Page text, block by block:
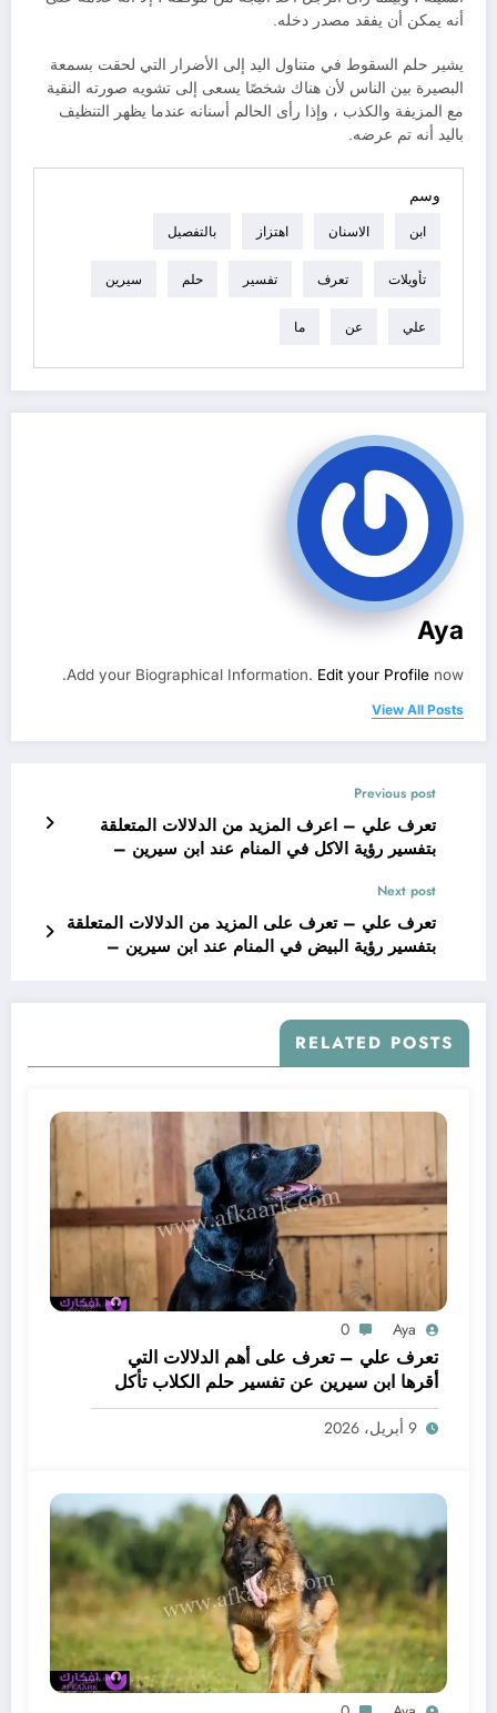
أنه يمكن أن يفقد مصدر دخله.
يشير حلم السقوط في متناول اليد إلى الأضرار التي لحقت بسمعة
البصيرة بين الناس لأن هناك شخصًا يسعى إلى تشويه صورته النقية
مع المزيفة والكذب ، وإذا رأى الحالم أسنانه عندما يظهر التنظيف
باليد أنه تم عرضه.
وسم
ابن الاسنان اهتزاز بالتفصيل
تأويلات تعرف تفسير حلم سيرين
علي عن ما
Aya
Add your Biographical Information. Edit your Profile now.
View All Posts
Previous post
تعرف علي – اعرف المزيد من الدلالات المتعلقة
بتفسير رؤية الاكل في المنام عند ابن سيرين –
Next post
تعرف علي – تعرف على المزيد من الدلالات المتعلقة
بتفسير رؤية البيض في المنام عند ابن سيرين –
RELATED POSTS
Aya
0
تعرف علي – تعرف على أهم الدلالات التي
أقرها ابن سيرين عن تفسير حلم الكلاب تأكل
لحم – بالتفصيل
9 أبريل، 2026